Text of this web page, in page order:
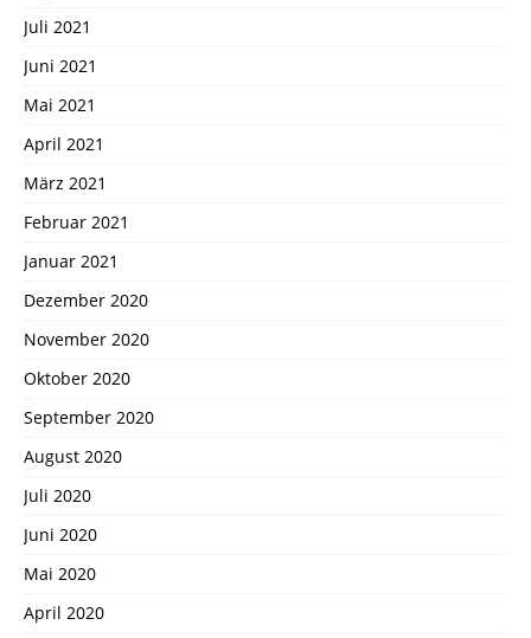
Juli 2021
Juni 2021
Mai 2021
April 2021
März 2021
Februar 2021
Januar 2021
Dezember 2020
November 2020
Oktober 2020
September 2020
August 2020
Juli 2020
Juni 2020
Mai 2020
April 2020